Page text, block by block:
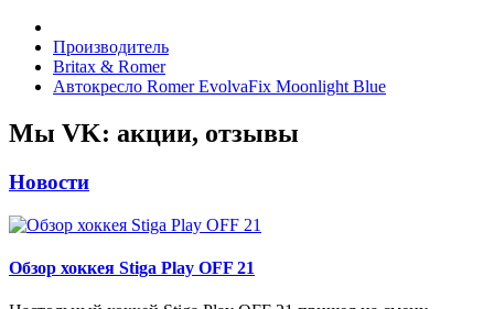
Производитель
Britax & Romer
Автокресло Romer EvolvaFix Moonlight Blue
Мы VK: акции, отзывы
Новости
Обзор хоккея Stiga Play OFF 21